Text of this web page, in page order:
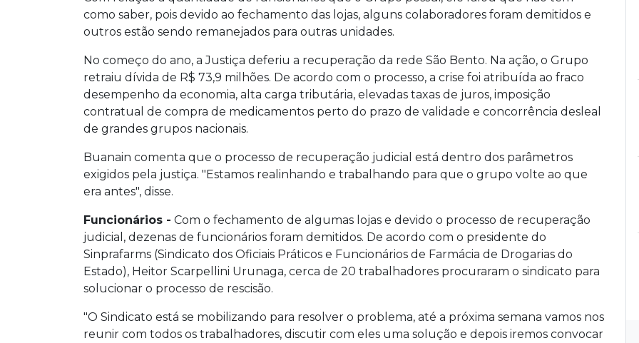
como saber, pois devido ao fechamento das lojas, alguns colaboradores foram demitidos e
outros estão sendo remanejados para outras unidades.
No começo do ano, a Justiça deferiu a recuperação da rede São Bento. Na ação, o Grupo
retraiu dívida de R$ 73,9 milhões. De acordo com o processo, a crise foi atribuída ao fraco
desempenho da economia, alta carga tributária, elevadas taxas de juros, imposição
contratual de compra de medicamentos perto do prazo de validade e concorrência desleal
de grandes grupos nacionais.
Buanain comenta que o processo de recuperação judicial está dentro dos parâmetros
exigidos pela justiça. "Estamos realinhando e trabalhando para que o grupo volte ao que
era antes", disse.
Funcionários - Com o fechamento de algumas lojas e devido o processo de recuperação
judicial, dezenas de funcionários foram demitidos. De acordo com o presidente do
Sinprafarms (Sindicato dos Oficiais Práticos e Funcionários de Farmácia de Drogarias do
Estado), Heitor Scarpellini Urunaga, cerca de 20 trabalhadores procuraram o sindicato para
solucionar o processo de rescisão.
"O Sindicato está se mobilizando para resolver o problema, até a próxima semana vamos nos
reunir com todos os trabalhadores, discutir com eles uma solução e depois iremos convocar